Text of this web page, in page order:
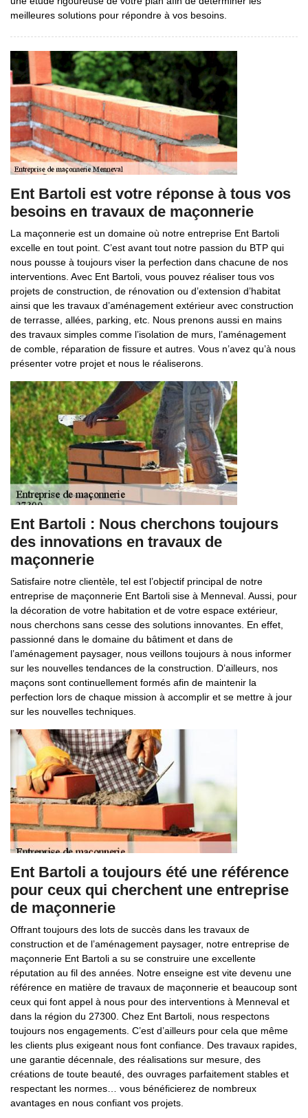
meilleures solutions pour répondre à vos besoins.
Ent Bartoli est votre réponse à tous vos
besoins en travaux de maçonnerie
La maçonnerie est un domaine où notre entreprise Ent Bartoli
excelle en tout point. C’est avant tout notre passion du BTP qui
nous pousse à toujours viser la perfection dans chacune de nos
interventions. Avec Ent Bartoli, vous pouvez réaliser tous vos
projets de construction, de rénovation ou d’extension d’habitat
ainsi que les travaux d’aménagement extérieur avec construction
de terrasse, allées, parking, etc. Nous prenons aussi en mains
des travaux simples comme l’isolation de murs, l’aménagement
de comble, réparation de fissure et autres. Vous n’avez qu’à nous
présenter votre projet et nous le réaliserons.
Ent Bartoli : Nous cherchons toujours
des innovations en travaux de
maçonnerie
Satisfaire notre clientèle, tel est l’objectif principal de notre
entreprise de maçonnerie Ent Bartoli sise à Menneval. Aussi, pour
la décoration de votre habitation et de votre espace extérieur,
nous cherchons sans cesse des solutions innovantes. En effet,
passionné dans le domaine du bâtiment et dans de
l’aménagement paysager, nous veillons toujours à nous informer
sur les nouvelles tendances de la construction. D’ailleurs, nos
maçons sont continuellement formés afin de maintenir la
perfection lors de chaque mission à accomplir et se mettre à jour
sur les nouvelles techniques.
Ent Bartoli a toujours été une référence
pour ceux qui cherchent une entreprise
de maçonnerie
Offrant toujours des lots de succès dans les travaux de
construction et de l’aménagement paysager, notre entreprise de
maçonnerie Ent Bartoli a su se construire une excellente
réputation au fil des années. Notre enseigne est vite devenu une
référence en matière de travaux de maçonnerie et beaucoup sont
ceux qui font appel à nous pour des interventions à Menneval et
dans la région du 27300. Chez Ent Bartoli, nous respectons
toujours nos engagements. C’est d’ailleurs pour cela que même
les clients plus exigeant nous font confiance. Des travaux rapides,
une garantie décennale, des réalisations sur mesure, des
créations de toute beauté, des ouvrages parfaitement stables et
respectant les normes… vous bénéficierez de nombreux
avantages en nous confiant vos projets.